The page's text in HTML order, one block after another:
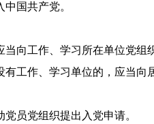
国共产党。
向工作、学习所在单位党组
工作、学习单位的，应当向
员党组织提出入党申请。